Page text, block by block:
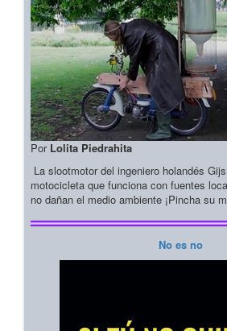
Por Lolita Piedrahita
La slootmotor del ingeniero holandés
motocicleta que funciona con fuentes
no dañan el medio ambiente ¡Pincha su
No es no